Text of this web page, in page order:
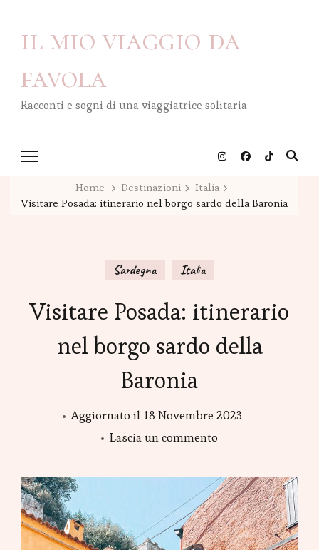
il mio viaggio da
favola
Racconti e sogni di una viaggiatrice solitaria
Home Destinazioni
Italia
Visitare Posada: itinerario nel borgo sardo della Baronia
Sardegna Italia
Visitare Posada: itinerario
nel borgo sardo della
Baronia
Aggiornato il 18 Novembre 2023
Lascia un commento